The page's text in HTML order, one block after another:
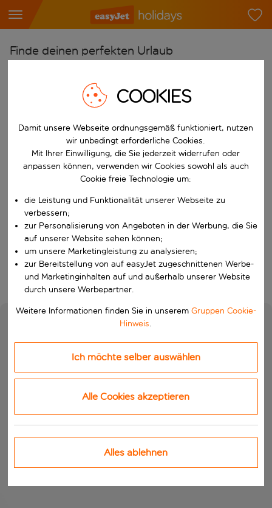
Finde deinen perfekten Urlaub
Flughafen wählen
Beginne mit der Eingabe für die automatische
Reiseziel wählen
Wähle ein Ab- und Rückflugdatum aus.
Reisezeitraum wählen
Wer
Suchen
COOKIES
Damit unsere Webseite ordnungsgemäß funktioniert, nutzen
wir unbedingt erforderliche Cookies.
Mit Ihrer Einwilligung, die Sie jederzeit widerrufen oder
anpassen können, verwenden wir Cookies sowohl als auch
Cookie freie Technologie um:
die Leistung und Funktionalität unserer Webseite zu
verbessern;
zur Personalisierung von Angeboten in der Werbung, die Sie
auf unserer Website sehen können;
um unsere Marketingleistung zu analysieren;
zur Bereitstellung von auf easyJet zugeschnittenen Werbe-
und Marketinginhalten auf und außerhalb unserer Website
durch unsere Werbepartner.
Weitere Informationen finden Sie in unserem Gruppen Cookie-
Hinweis.
Ich möchte selber auswählen
Alle Cookies akzeptieren
Alles ablehnen